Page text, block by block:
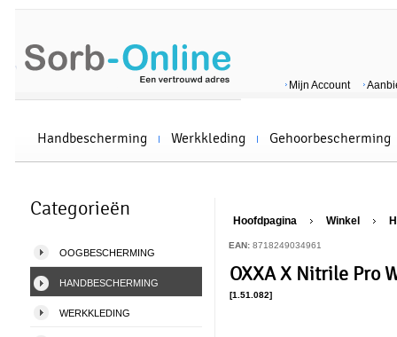
Mijn Account
Handbescherming Werkkleding Gehoorbescherming
Categorieën
OOGBESCHERMING
HANDBESCHERMING
WERKKLEDING
Hoofdpagina Winkel
EAN: 8718249034961
OXXA X Nitrile Pro
[1.51.082]